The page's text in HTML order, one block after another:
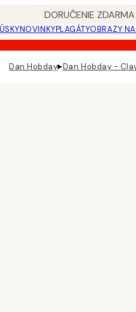
DORUČENIE
NOVINKYPLAGÁTYOBRAZY
Dan Hobday▸Dan Hobday -